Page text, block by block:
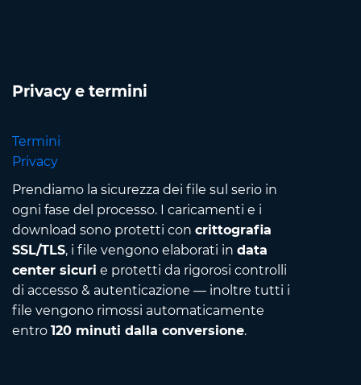
Privacy e termini
Termini
Privacy
Prendiamo la sicurezza dei file sul serio in
ogni fase del processo. I caricamenti e i
download sono protetti con crittografia
SSL/TLS, i file vengono elaborati in data
center sicuri e protetti da rigorosi controlli
di accesso & autenticazione — inoltre tutti i
file vengono rimossi automaticamente
entro 120 minuti dalla conversione.